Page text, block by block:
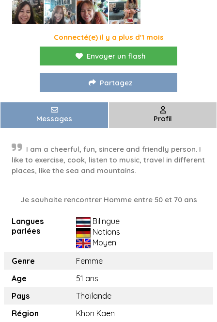
Connecté(e) il y a plus d'1 mois
Envoyer un flash
Partagez
Messages Profil
I am a cheerful, fun, sincere and friendly person. I
like to exercise, cook, listen to music, travel in different
places, like the sea and mountains.
Je souhaite rencontrer Homme entre 50 et 70 ans
Langues
parlées
Bilingue
Notions
Moyen
Genre
Femme
Age
51 ans
Pays
Thaïlande
Région
Khon Kaen